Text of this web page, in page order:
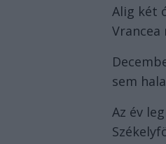
Alig két
Vrancea
sem
Az év